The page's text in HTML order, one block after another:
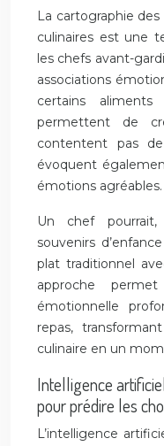
La cartographie
culinaires est une
les chefs avant-
associations
certains
permettent de
contentent pas
évoquent
émotions agréables.
Un chef pourrait,
souvenirs
plat traditionnel
approche
émotionnelle
repas,
culinaire en un
Intelligence
pour prédire les
L’intelligence